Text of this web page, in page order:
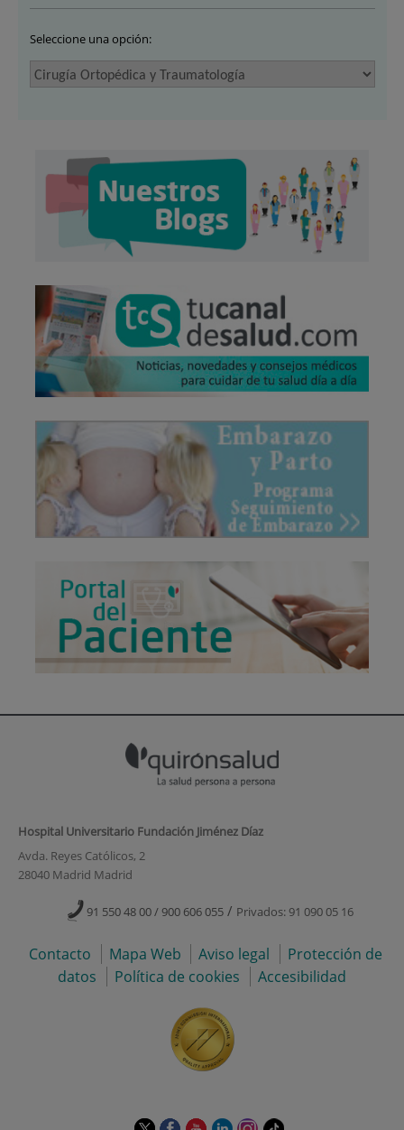
Seleccione una opción:
Hospital Universitario Fundación Jiménez Díaz
Avda. Reyes Católicos, 2
28040 Madrid Madrid
91 550 48 00 / 900 606 055 / Privados: 91 090 05 16
Contacto Mapa Web Aviso legal
Protección de
datos
Política de cookies Accesibilidad
Este Este EsteEsteEste Enlace